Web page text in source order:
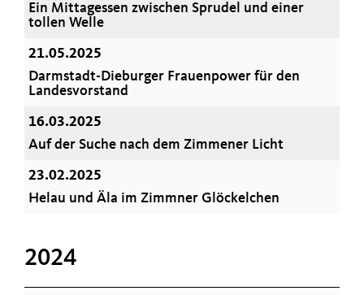
Ein Mittagessen zwischen Sprudel und einer
tollen Welle
21.05.2025
Darmstadt-Dieburger Frauenpower für den
Landesvorstand
16.03.2025
Auf der Suche nach dem Zimmener Licht
23.02.2025
Helau und Äla im Zimmner Glöckelchen
2024